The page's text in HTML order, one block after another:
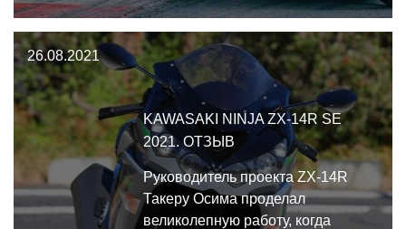
сбалансированные и
производительные мотоциклы, в
своих классах.
26.08.2021
KAWASAKI NINJA ZX-14R SE
2021. ОТЗЫВ
Руководитель проекта ZX-14R
Такеру Осима проделал
великолепную работу, когда